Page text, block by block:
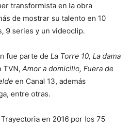
transformista en la obra
de mostrar su talento en 10
9 series y un videoclip.
fue parte de La Torre 10, La dama
TVN, Amor a domicilio, Fuera de
en Canal 13, además
entre otras.
en 2016 por los 75